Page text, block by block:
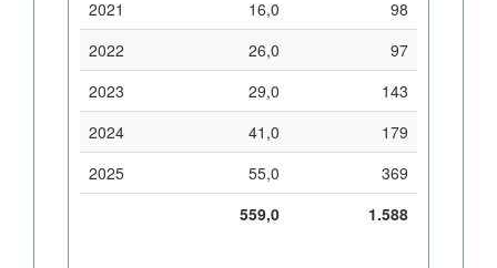
2021
16,0
98
2022
26,0
97
2023
29,0
143
2024
41,0
179
2025
55,0
369
559,0
1.588